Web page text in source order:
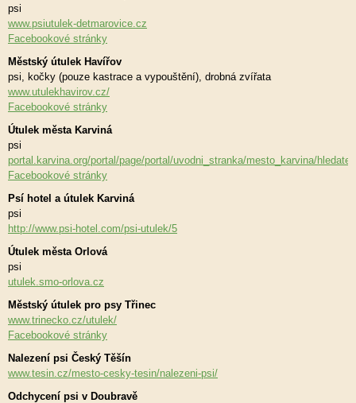
psi
www.psiutulek-detmarovice.cz
Facebookové stránky
Městský útulek Havířov
psi, kočky (pouze kastrace a vypouštění), drobná zvířata
www.utulekhavirov.cz/
Facebookové stránky
Útulek města Karviná
psi
portal.karvina.org/portal/page/portal/uvodni_stranka/mesto_karvina/
Facebookové stránky
Psí hotel a útulek Karviná
psi
http://www.psi-hotel.com/psi-utulek/5
Útulek města Orlová
psi
utulek.smo-orlova.cz
Městský útulek pro psy Třinec
www.trinecko.cz/utulek/
Facebookové stránky
Nalezení psi Český Těšín
www.tesin.cz/mesto-cesky-tesin/nalezeni-psi/
Odchycení psi v Doubravě